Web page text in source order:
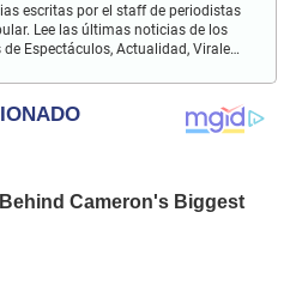
escritas por el staff de periodistas
Lee las últimas noticias de los
Espectáculos, Actualidad, Virales,